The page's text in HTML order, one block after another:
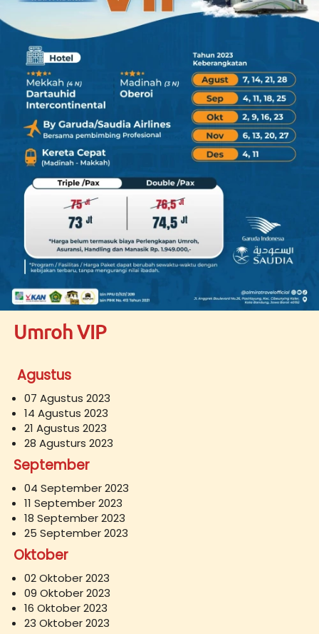
Umroh VIP
Agustus
07 Agustus 2023
14 Agustus 2023
21 Agustus 2023
28 Agusturs 2023
September
04 September 2023
11 September 2023
18 September 2023
25 September 2023
Oktober
02 Oktober 2023
09 Oktober 2023
16 Oktober 2023
23 Oktober 2023